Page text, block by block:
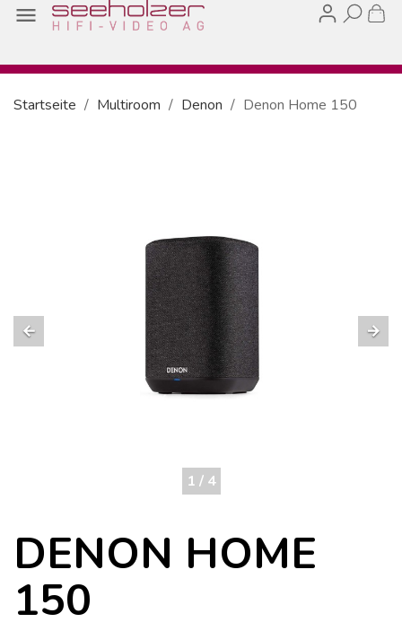

Startseite Multiroom Denon Denon Home 150
1 / 4
arrow_back arrow_forward
DENON HOME
150